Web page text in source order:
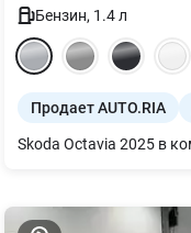
Бензин, 1.4л
Продает AUTO.RIA